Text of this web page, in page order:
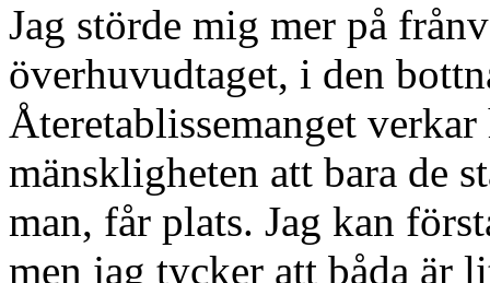
Jag störde mig mer på
överhuvudtaget, i den
Återetablissemanget verkar
mänskligheten att bara de
man, får plats. Jag kan
men jag tycker att båda är